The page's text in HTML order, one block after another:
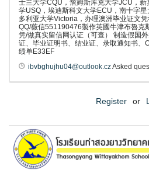
士兰大学CQU，詹姆斯库克大学JCU，
学USQ，埃迪斯科文大学ECU，南十字
多利亚大学Victoria，办理澳洲毕业证文
QQ/薇信551190476製作英國牛津布魯克
凭/做真实留信网认证（可查） 制造假国
证、毕业证明书、结业证、录取通知书、
绩单E33EF
ibvbghujhu04@outlook.czAsked
Register or